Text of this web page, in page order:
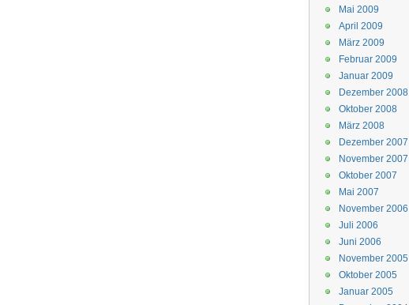
Mai 2009
April 2009
März 2009
Februar 2009
Januar 2009
Dezember 2008
Oktober 2008
März 2008
Dezember 2007
November 2007
Oktober 2007
Mai 2007
November 2006
Juli 2006
Juni 2006
November 2005
Oktober 2005
Januar 2005